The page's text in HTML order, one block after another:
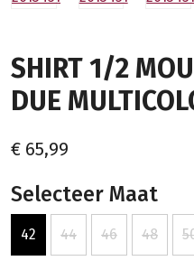
SHIRT 1/2
DUE
€ 65,99
Selecteer Maat
42 44 46 48